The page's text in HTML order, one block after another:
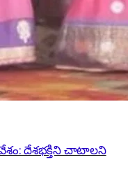
దేశభక్తిని చాటాలని